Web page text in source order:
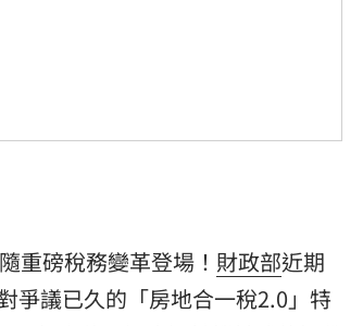
重磅稅務變革登場！ 財政部近期
爭議已久的「房地合一稅2.0」特